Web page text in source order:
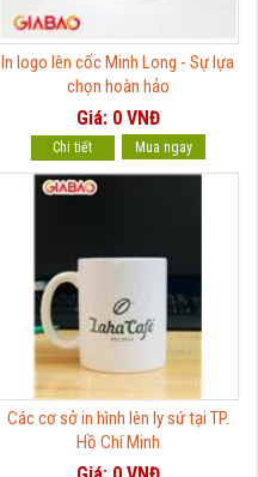
In logo lên cốc Minh Long - Sự lựa
chọn hoàn hảo
Giá: 0 VNĐ
Chi tiết
Các cơ sở in hình lên ly sứ tại TP.
Hồ Chí Minh